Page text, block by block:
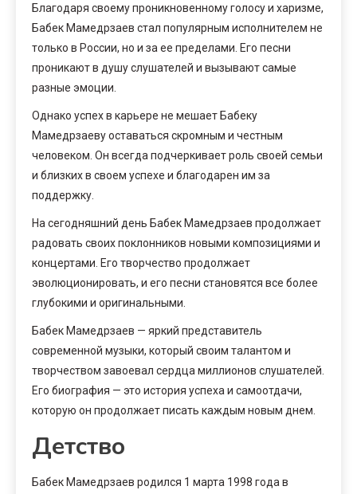
Благодаря своему проникновенному голосу и харизме,
Бабек Мамедрзаев стал популярным исполнителем не
только в России, но и за ее пределами. Его песни
проникают в душу слушателей и вызывают самые
разные эмоции.
Однако успех в карьере не мешает Бабеку
Мамедрзаеву оставаться скромным и честным
человеком. Он всегда подчеркивает роль своей семьи
и близких в своем успехе и благодарен им за
поддержку.
На сегодняшний день Бабек Мамедрзаев продолжает
радовать своих поклонников новыми композициями и
концертами. Его творчество продолжает
эволюционировать, и его песни становятся все более
глубокими и оригинальными.
Бабек Мамедрзаев — яркий представитель
современной музыки, который своим талантом и
творчеством завоевал сердца миллионов слушателей.
Его биография — это история успеха и самоотдачи,
которую он продолжает писать каждым новым днем.
Детство
Бабек Мамедрзаев родился 1 марта 1998 года в